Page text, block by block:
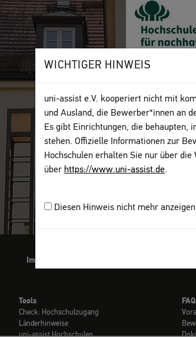
WICHTIGER HINWEIS
uni-assist e.V. kooperiert nicht mit
und Ausland, die Bewerber*innen an
Es gibt Einrichtungen, die behaupten,
stehen. Offizielle Informationen zur
Hochschulen erhalten Sie nur über die
über https://www.uni-assist.de.
Diesen Hinweis nicht mehr anzeigen
Impressum
Tools
Check: Hochschulzugang
Länderhinweise
uni-assist Hochschulen
FAQ